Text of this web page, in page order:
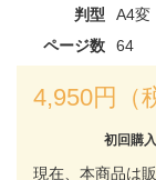
判型
A4変
ページ数
64
4,950円（
初回購
現在、本商品は